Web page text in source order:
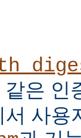
같은 인
사용